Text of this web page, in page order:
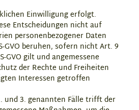
Einwilligung erfolgt.
Entscheidungen nicht auf
personenbezogener Daten
GVO beruhen, sofern nicht Art. 9
GVO gilt und angemessene
der Rechte und Freiheiten
Interessen getroffen
und 3. genannten Fälle trifft der